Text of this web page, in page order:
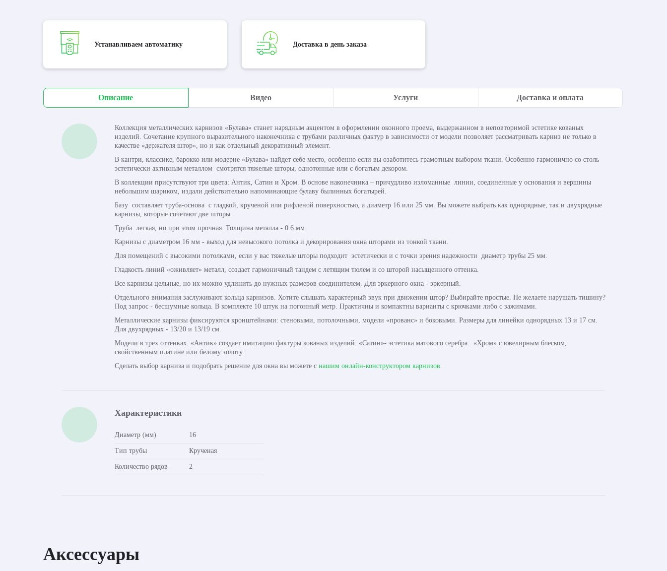
Устанавливаем автоматику Доставка в день заказа
Описание Видео Услуги Доставка и оплата
Коллекция металлических карнизов «Булава» станет нарядным акцентом в оформлении оконного проема, выдержанном в неповторимой эстетике кованых
изделий. Сочетание крупного выразительного наконечника с трубами различных фактур в зависимости от модели позволяет рассматривать карниз не только в
качестве «держателя штор», но и как отдельный декоративный элемент.
В кантри, классике, барокко или модерне «Булава» найдет себе место, особенно если вы озаботитесь грамотным выбором ткани. Особенно гармонично со столь
эстетически активным металлом смотрятся тяжелые шторы, однотонные или с богатым декором.
В коллекции присутствуют три цвета: Антик, Сатин и Хром. В основе наконечника – причудливо изломанные линии, соединенные у основания и вершины
небольшим шариком, издали действительно напоминающие булаву былинных богатырей.
Базу составляет труба-основа с гладкой, крученой или рифленой поверхностью, а диаметр 16 или 25 мм. Вы можете выбрать как однорядные, так и двухрядные
карнизы, которые сочетают две шторы.
Труба легкая, но при этом прочная. Толщина металла - 0.6 мм.
Карнизы с диаметром 16 мм - выход для невысокого потолка и декорирования окна шторами из тонкой ткани.
Для помещений с высокими потолками, если у вас тяжелые шторы подходит эстетически и с точки зрения надежности диаметр трубы 25 мм.
Гладкость линий «оживляет» металл, создает гармоничный тандем с летящим тюлем и со шторой насыщенного оттенка.
Все карнизы цельные, но их можно удлинить до нужных размеров соединителем. Для эркерного окна - эркерный.
Отдельного внимания заслуживают кольца карнизов. Хотите слышать характерный звук при движении штор? Выбирайте простые. Не желаете нарушать тишину?
Под запрос - бесшумные кольца. В комплекте 10 штук на погонный метр. Практичны и компактны варианты с крючками либо с зажимами.
Металлические карнизы фиксируются кронштейнами: стеновыми, потолочными, модели «прованс» и боковыми. Размеры для линейки однорядных 13 и 17 см.
Для двухрядных - 13/20 и 13/19 см.
Модели в трех оттенках. «Антик» создает имитацию фактуры кованых изделий. «Сатин»- эстетика матового серебра. «Хром» с ювелирным блеском,
свойственным платине или белому золоту.
Сделать выбор карниза и подобрать решение для окна вы можете с нашим онлайн-конструктором карнизов.
Характеристики
Диаметр (мм) 16
Тип трубы Крученая
Количество рядов 2
Аксессуары